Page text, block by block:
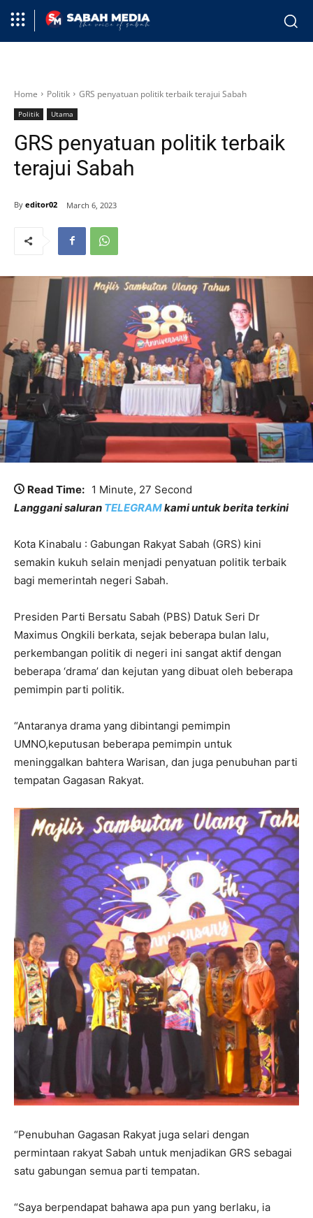
Home Politik GRS penyatuan politik terbaik terajui Sabah
Politik Utama
GRS penyatuan politik terbaik
terajui Sabah
By editor02 March 6, 2023
Read Time: 1 Minute, 27 Second
Langgani saluran TELEGRAMkami untuk berita terkini
Kota Kinabalu : Gabungan Rakyat Sabah (GRS) kini
semakin kukuh selain menjadi penyatuan politik terbaik
bagi memerintah negeri Sabah.
Presiden Parti Bersatu Sabah (PBS) Datuk Seri Dr
Maximus Ongkili berkata, sejak beberapa bulan lalu,
perkembangan politik di negeri ini sangat aktif dengan
beberapa ‘drama’ dan kejutan yang dibuat oleh beberapa
pemimpin parti politik.
“Antaranya drama yang dibintangi pemimpin
UMNO,keputusan beberapa pemimpin untuk
meninggalkan bahtera Warisan, dan juga penubuhan parti
tempatan Gagasan Rakyat.
“Penubuhan Gagasan Rakyat juga selari dengan
permintaan rakyat Sabah untuk menjadikan GRS sebagai
satu gabungan semua parti tempatan.
“Saya berpendapat bahawa apa pun yang berlaku, ia